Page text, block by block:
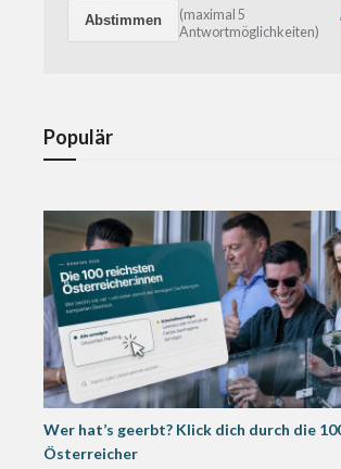
(maximal 5
Antwortmöglichkeiten)
Populär
Wer hat’s geerbt? Klick dich durch die
Österreicher